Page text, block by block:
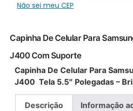
Capinha De Celular Para
J400 Com Suporte
Capinha De Celular Para
J400 Tela 5.5″ Polegadas –
Descrição Informação
Não sei meu CEP